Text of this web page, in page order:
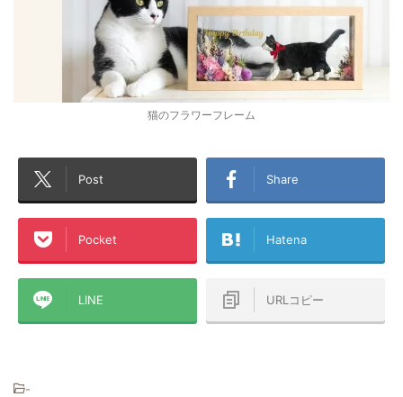
猫のフラワーフレーム
Post Share
Pocket Hatena
LINE URLコピー
-